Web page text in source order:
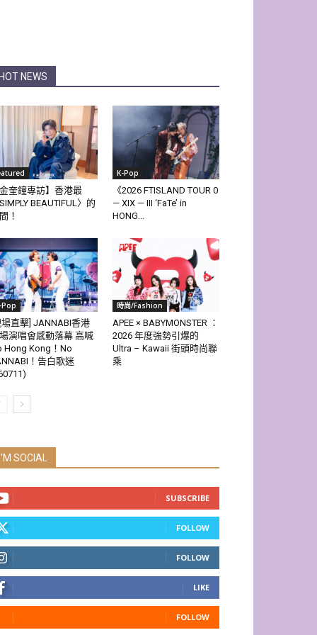
HOT NEWS
金奎鐘專訪】香港最
SIMPLY BEAUTIFUL〉的
！
K-Pop
《2026 FTISLAND TOUR 0
— XIX — III ‘FaTe’ in
HONG...
Pop
場直擊] JANNABI香港
演唱會感動落幕 高喊
Hong Kong！No
！告白歌迷
時尚/Fashion
APEE × BABYMONSTER ：
2026 年度強勢引爆的
Ultra – Kawaii 街頭時尚聯
乘
I'M SOCIAL
SUBSCRIBE
FOLLOW
FOLLOW
LIKE
FOLLOW